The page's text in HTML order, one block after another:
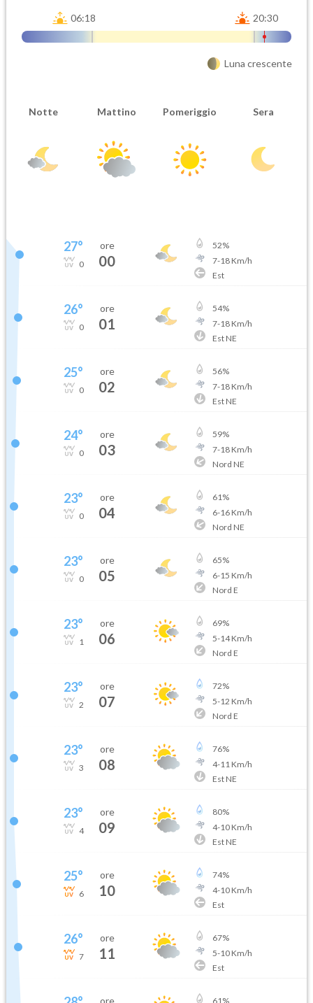
06:18 20:30
Luna crescente
Notte Mattino Pomeriggio Sera
27°
0
ore
00
52%
7-18Km/h
Est
26°
0
ore
01
54%
7-18Km/h
Est NE
25°
0
ore
02
56%
7-18Km/h
Est NE
24°
0
ore
03
59%
7-18Km/h
Nord NE
23°
0
ore
04
61%
6-16Km/h
Nord NE
23°
0
ore
05
65%
6-15 Km/h
Nord E
23°
1
ore
06
69%
5-14Km/h
Nord E
23°
2
ore
07
72%
5-12 Km/h
Nord E
23°
3
ore
08
76%
4-11 Km/h
Est NE
23°
4
ore
09
80%
4-10Km/h
Est NE
25°
6
ore
10
74%
4-10Km/h
Est
26°
7
ore
11
67%
5-10Km/h
Est
ore 61 %